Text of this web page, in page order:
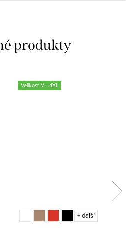
Velikost M - 4XL
+ další